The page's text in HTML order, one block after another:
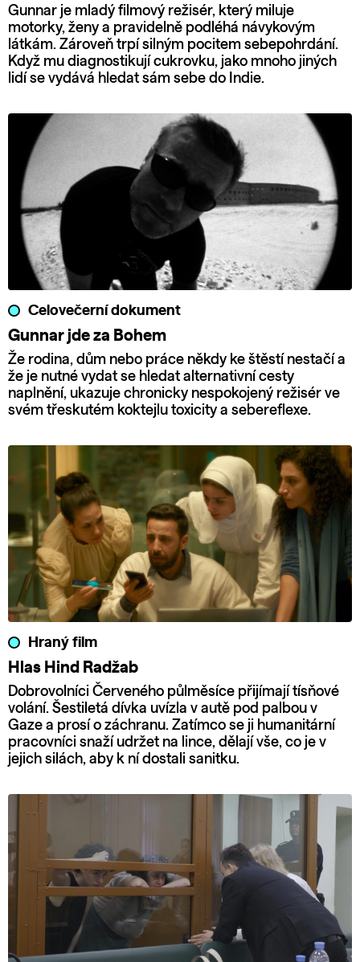
Gunnar je mladý filmový režisér, který miluje
motorky, ženy a pravidelně podléhá návykovým
látkám. Zároveň trpí silným pocitem sebepohrdání.
Když mu diagnostikují cukrovku, jako mnoho jiných
lidí se vydává hledat sám sebe do Indie.
Celovečerní dokument
Gunnar jde za Bohem
Že rodina, dům nebo práce někdy ke štěstí nestačí a
že je nutné vydat se hledat alternativní cesty
naplnění, ukazuje chronicky nespokojený režisér ve
svém třeskutém koktejlu toxicity a sebereflexe.
Hraný film
Hlas Hind Radžab
Dobrovolníci Červeného půlměsíce přijímají tísňové
volání. Šestiletá dívka uvízla v autě pod palbou v
Gaze a prosí o záchranu. Zatímco se ji humanitární
pracovníci snaží udržet na lince, dělají vše, co je v
jejich silách, aby k ní dostali sanitku.